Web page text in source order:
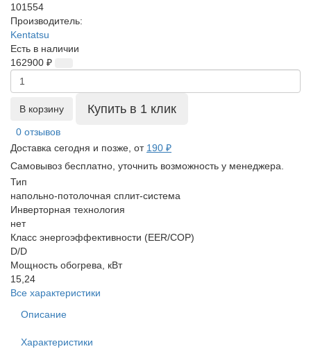
101554
Производитель:
Kentatsu
Есть в наличии
162900 ₽
В корзину Купить в 1 клик
0 отзывов
Доставка сегодня и позже, от 190 ₽
Самовывоз бесплатно, уточнить возможность у менеджера.
Тип
напольно-потолочная сплит-система
Инверторная технология
нет
Класс энергоэффективности (EER/COP)
D/D
Мощность обогрева, кВт
15,24
Все характеристики
Описание
Характеристики